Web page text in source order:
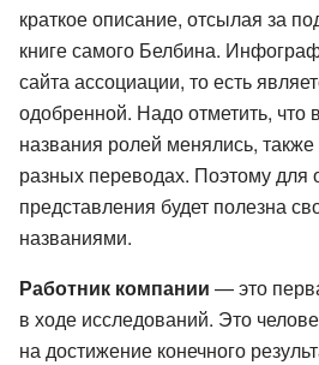
краткое описание, отсылая за
книге самого Белбина.
сайта ассоциации, то есть
одобренной. Надо отметить, что
названия ролей менялись,
разных переводах. Поэтому для
представления будет полезна
названиями.
Работник компании — это
в ходе исследований. Это
на достижение конечного